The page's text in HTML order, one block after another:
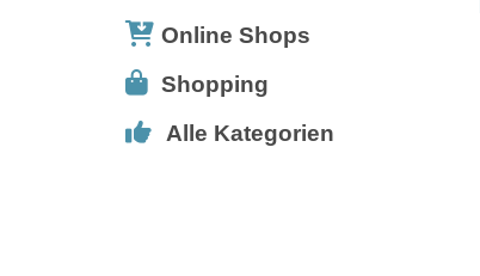
Online Shops
Shopping
Alle Kategorien